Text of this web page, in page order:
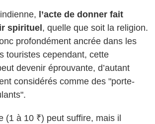
l’acte de donner fait
spirituel, quelle que soit la religion.
profondément ancrée dans les
touristes cependant, cette
devenir éprouvante, d’autant
considérés comme des "porte-
(1 à 10 ₹) peut suffire, mais il